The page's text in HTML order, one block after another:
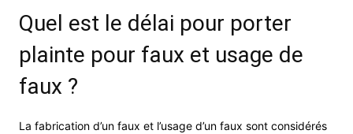
Quel est le délai pour porter
plainte pour faux et usage de
faux ?
La fabrication d’un faux et l’usage d’un faux sont considérés